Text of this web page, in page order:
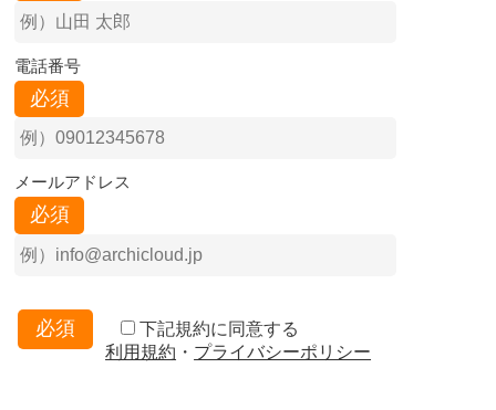
電話番号
必須
メールアドレス
必須
必須
下記規約に同意する
利用規約 ・ プライバシーポリシー